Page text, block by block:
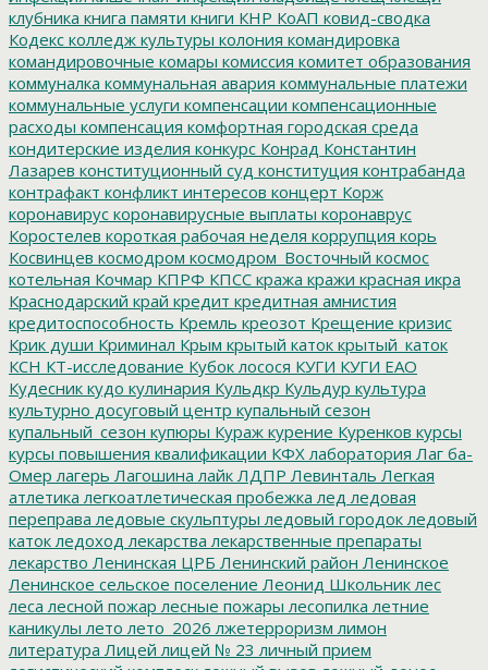
клубника книга памяти книги КНР КоАП ковид-сводка
Кодекс колледж культуры колония командировка
командировочные комары комиссия комитет образования
коммуналка коммунальная авария коммунальные платежи
коммунальные услуги компенсации компенсационные
расходы компенсация комфортная городская среда
кондитерские изделия конкурс Конрад Константин
Лазарев конституционный суд конституция контрабанда
контрафакт конфликт интересов концерт Корж
коронавирус коронавирусные выплаты коронаврус
Коростелев короткая рабочая неделя коррупция корь
Косвинцев космодром космодром_Восточный космос
котельная Кочмар КПРФ КПСС кража кражи красная икра
Краснодарский край кредит кредитная амнистия
кредитоспособность Кремль креозот Крещение кризис
Крик души Криминал Крым крытый каток крытый_каток
КСН КТ-исследование Кубок лосося КУГИ КУГИ ЕАО
Кудесник кудо кулинария Кульдкр Кульдур культура
культурно досуговый центр купальный сезон
купальный_сезон купюры Кураж курение Куренков курсы
курсы повышения квалификации КФХ лаборатория Лаг ба-
Омер лагерь Лагошина лайк ЛДПР Левинталь Легкая
атлетика легкоатлетическая пробежка лед ледовая
переправа ледовые скульптуры ледовый городок ледовый
каток ледоход лекарства лекарственные препараты
лекарство Ленинская ЦРБ Ленинский район Ленинское
Ленинское сельское поселение Леонид Школьник лес
леса лесной пожар лесные пожары лесопилка летние
каникулы лето лето_2026 лжетерроризм лимон
литература Лицей лицей № 23 личный прием